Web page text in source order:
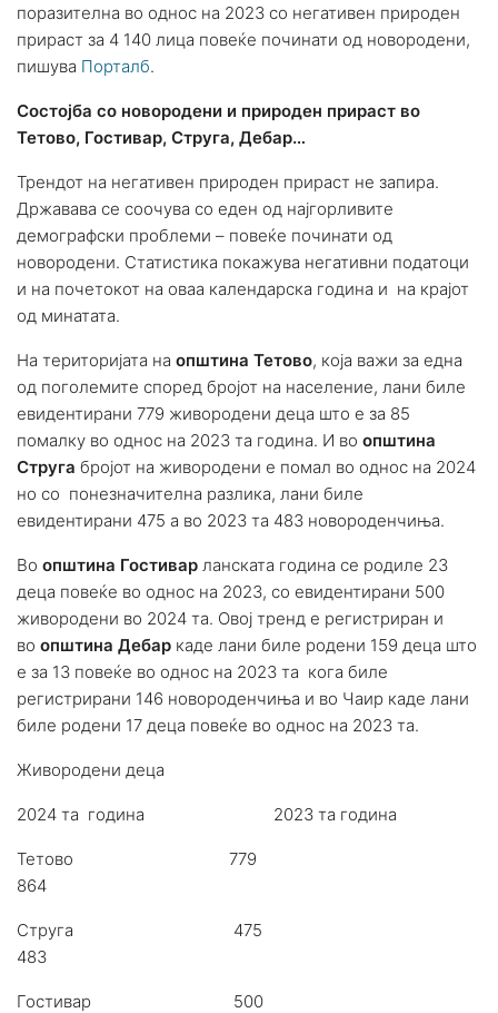
поразителна во однос на 2023 со негативен природен
прираст за 4 140 лица повеќе починати од новородени,
пишува Порталб.
Состојба со новородени и природен прираст во
Тетово, Гостивар, Струга, Дебар…
Трендот на негативен природен прираст не запира.
Државава се соочува со еден од најгорливите
демографски проблеми – повеќе починати од
новородени. Статистика покажува негативни податоци
и на почетокот на оваа календарска година и на крајот
од минатата.
На територијата на општина Тетово, која важи за една
од поголемите според бројот на население, лани биле
евидентирани 779 живородени деца што е за 85
помалку во однос на 2023 та година. И во општина
Струга бројот на живородени е помал во однос на 2024
но со понезначителна разлика, лани биле
евидентирани 475 а во 2023 та 483 новороденчиња.
Во општина Гостивар ланската година се родиле 23
деца повеќе во однос на 2023, со евидентирани 500
живородени во 2024 та. Овој тренд е регистриран и
во општина Дебар каде лани биле родени 159 деца што
е за 13 повеќе во однос на 2023 та кога биле
регистрирани 146 новороденчиња и во Чаир каде лани
биле родени 17 деца повеќе во однос на 2023 та.
Живородени деца
2024 та година 2023 та година
Тетово 779
864
Струга 475
483
Гостивар 500